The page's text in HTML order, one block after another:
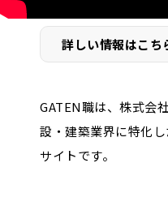
詳しい情報はこち
GATEN職は、株式会
設・建築業界に特化
サイトです。